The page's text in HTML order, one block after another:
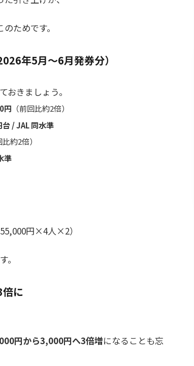
ためです。
年5月〜6月発券分）
おきましょう。
円 （前回比約2倍）
/ JAL 同水準
比約2倍）
準
円×4人×2）
。
に
円から3,000円へ3倍増になることも忘